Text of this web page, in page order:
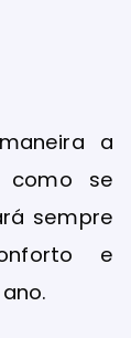
a
como se
sempre
e